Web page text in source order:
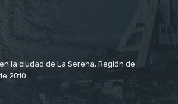
la ciudad de La Serena, Región de
2010.